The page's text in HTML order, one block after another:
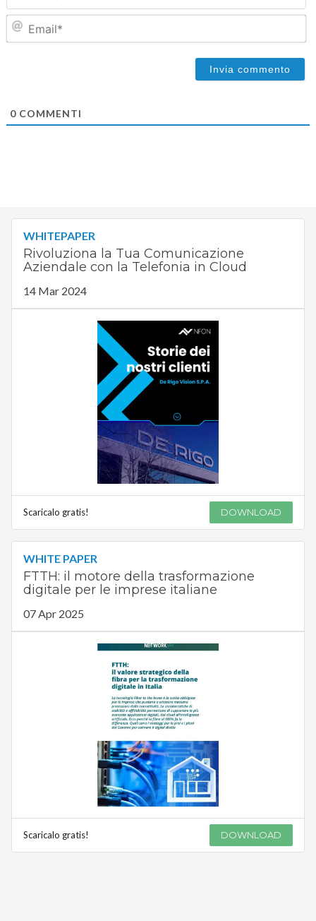
0COMMENTI
WHITEPAPER
Rivoluziona la Tua Comunicazione
Aziendale con la Telefonia in Cloud
14 Mar 2024
Scaricalo gratis! DOWNLOAD
WHITE PAPER
FTTH: il motore della trasformazione
digitale per le imprese italiane
07 Apr 2025
Scaricalo gratis! DOWNLOAD